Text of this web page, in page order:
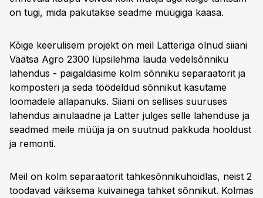
on tugi, mida pakutakse seadme müügiga kaasa.
Kõige keerulisem projekt on meil Latteriga olnud siiani
Väätsa Agro 2300 lüpsilehma lauda vedelsõnniku
lahendus - paigaldasime kolm sõnniku separaatorit ja
komposteri ja seda töödeldud sõnnikut kasutame
loomadele allapanuks. Siiani on sellises suuruses
lahendus ainulaadne ja Latter julges selle lahenduse ja
seadmed meile müüja ja on suutnud pakkuda hooldust
ja remonti.
Meil on kolm separaatorit tahkesõnnikuhoidlas, neist 2
toodavad väiksema kuivainega tahket sõnnikut. Kolmas